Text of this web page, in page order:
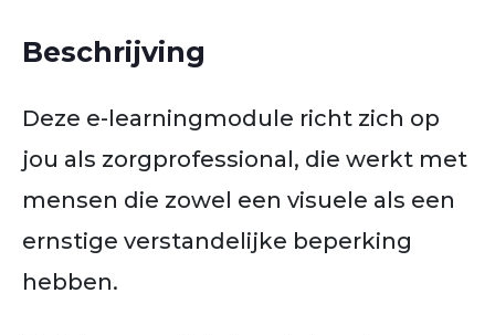
Beschrijving
Deze e-learningmodule richt zich op
jou als zorgprofessional, die werkt met
mensen die zowel een visuele als een
ernstige verstandelijke beperking
hebben.